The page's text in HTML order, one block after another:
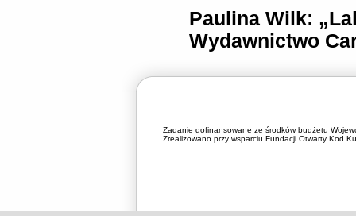
Paulina Wilk:
Wydawnictwo
Zadanie dofinansowane ze środków budżetu
Zrealizowano przy wsparciu Fundacji Otwarty Kod